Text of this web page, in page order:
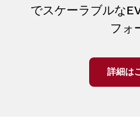
でスケーラブルな
フォ
詳細は